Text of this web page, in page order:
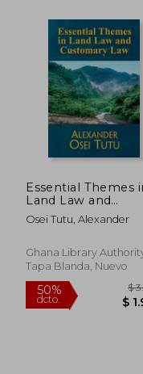
50%
dcto.
Essential Themes
Land Law and
Customary Law (en
Inglés)
Osei Tutu, Alexander
Ghana Library
Tapa Blanda, Nuevo